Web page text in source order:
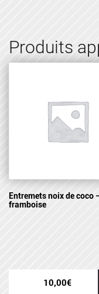
Produits
Entremets noix de coco
framboise
10,00€